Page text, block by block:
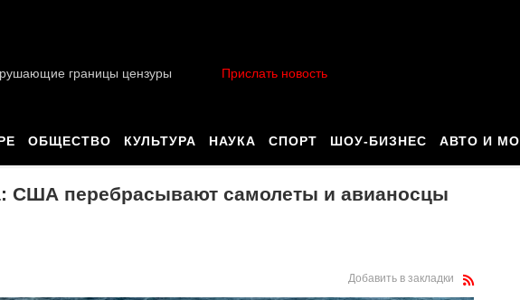
границы цензуры
Прислать новость
ОБЩЕСТВО КУЛЬТУРА НАУКА СПОРТ ШОУ-БИЗНЕС АВТО И
США перебрасывают самолеты и авианосцы
Добавить в закладки